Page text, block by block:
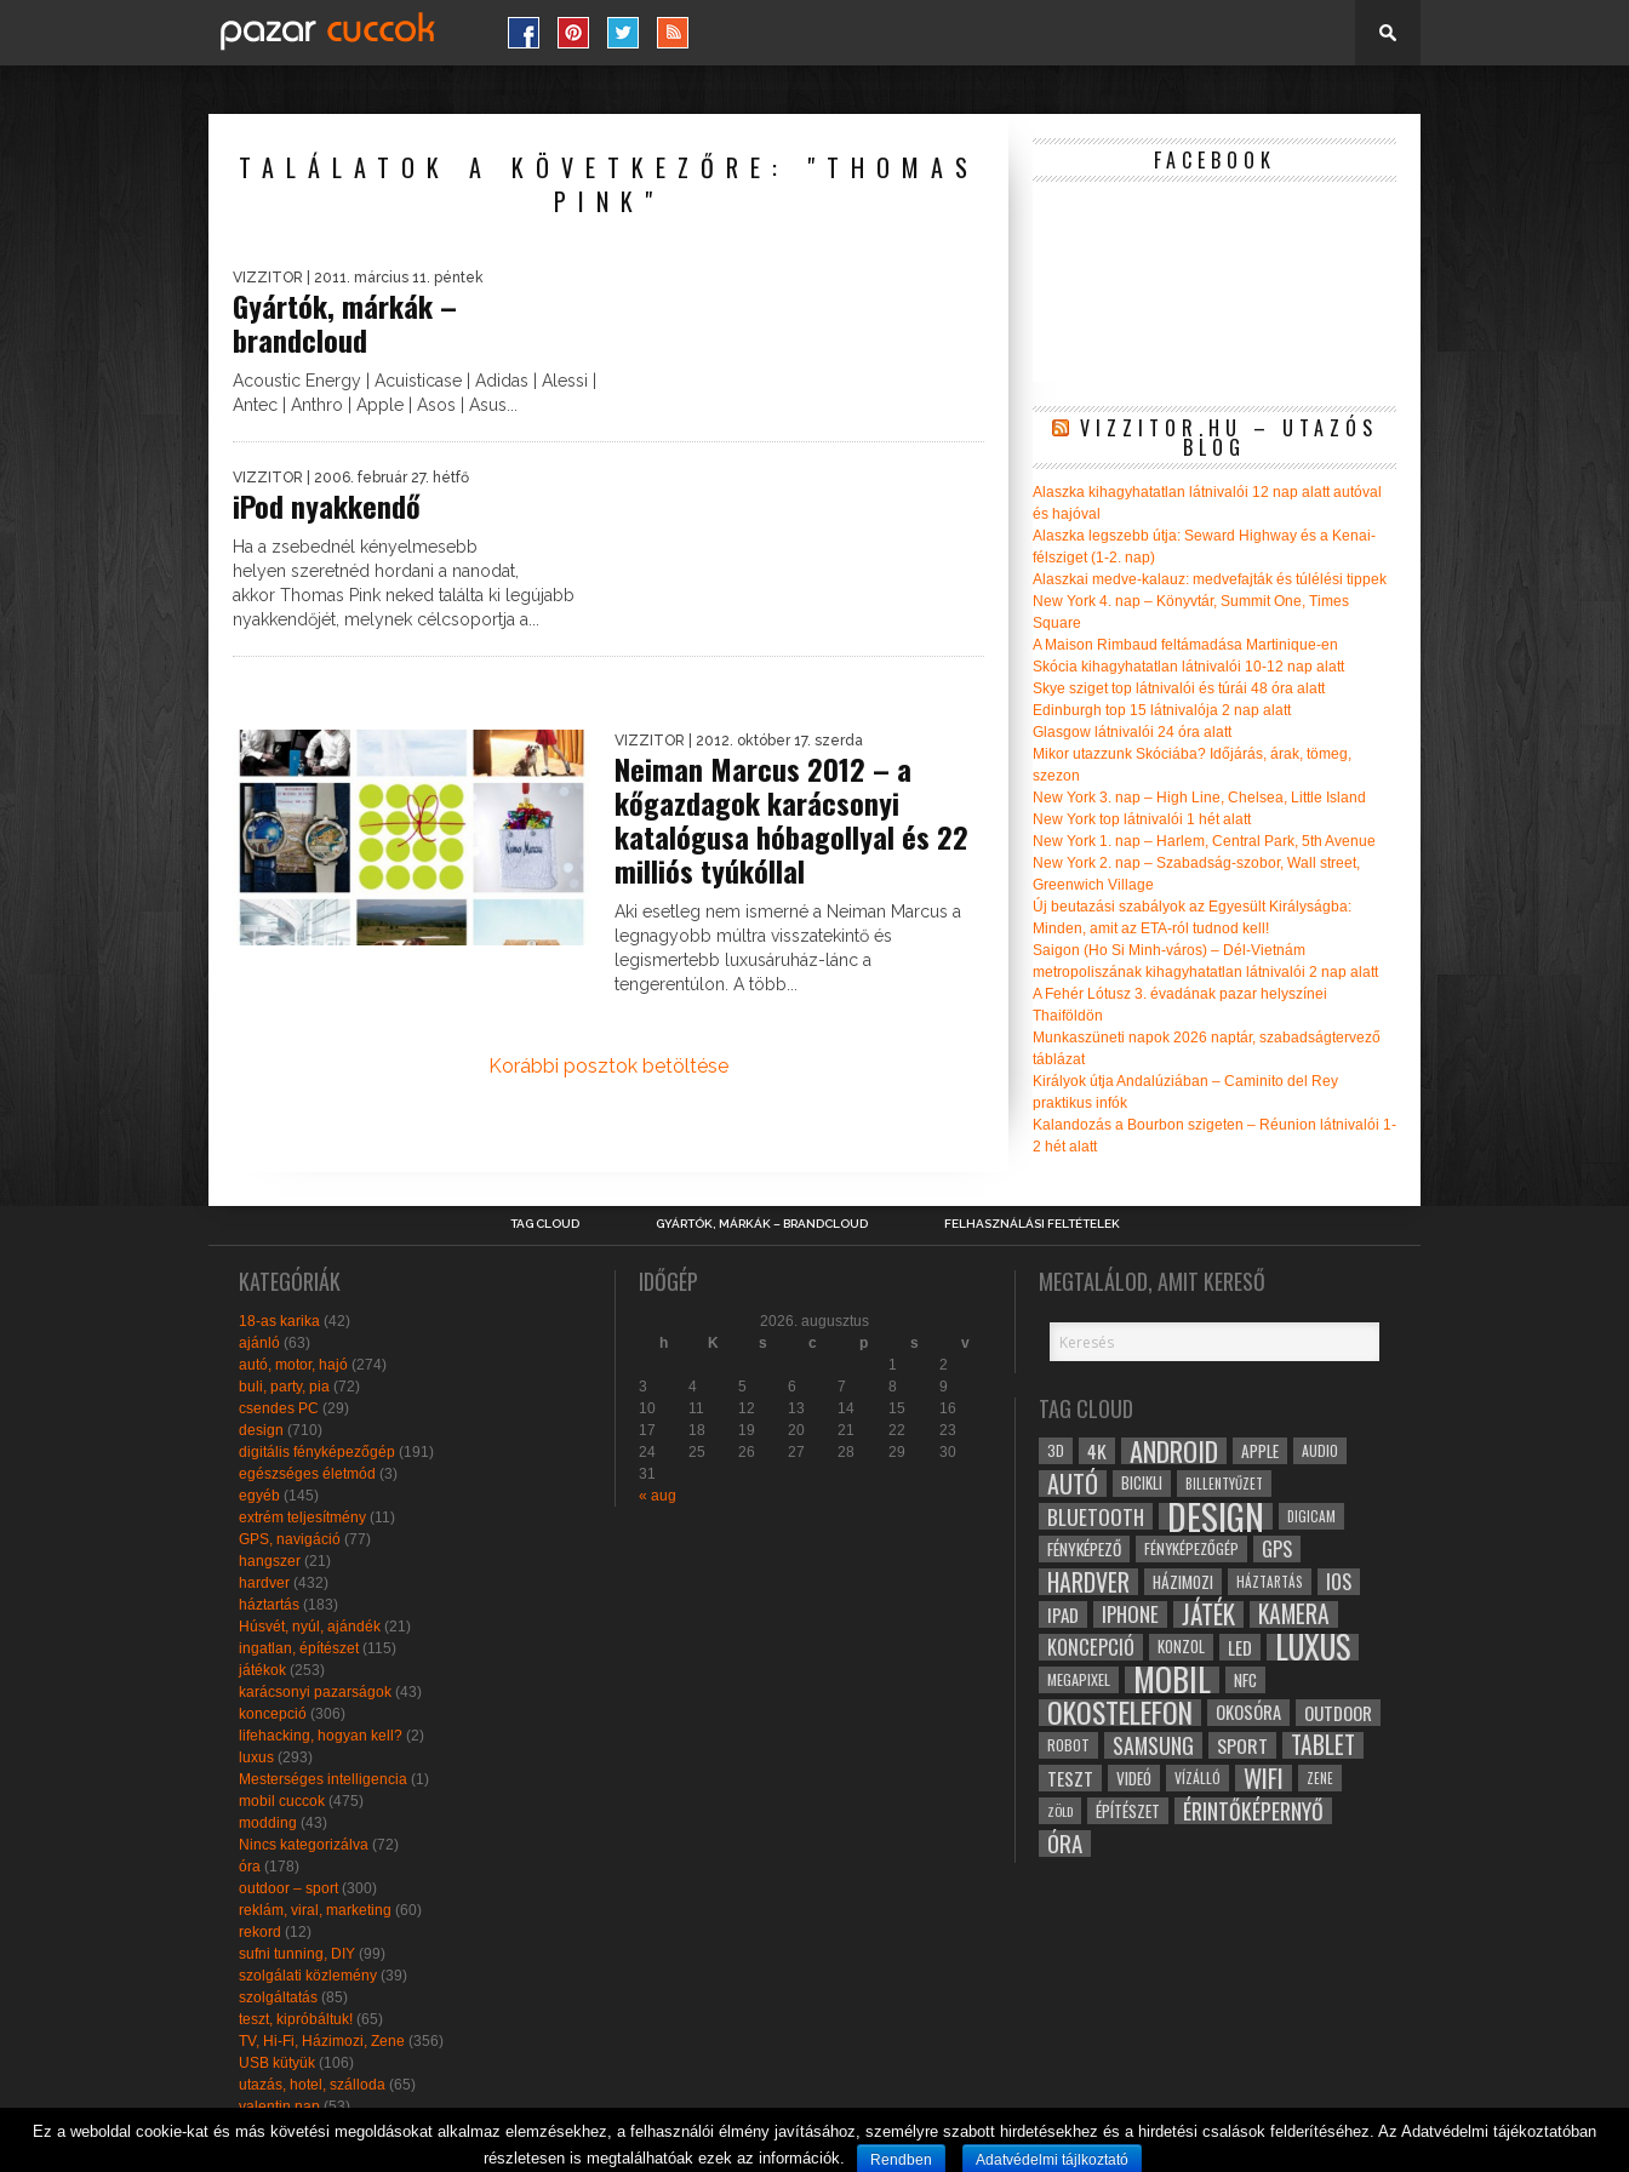
TALÁLATOK A KÖVETKEZŐRE: "THOMAS
PINK"
VIZZITOR | 2011. március 11. péntek
Gyártók, márkák –
brandcloud
Acoustic Energy | Acuisticase | Adidas | Alessi |
Antec | Anthro | Apple | Asos | Asus...
VIZZITOR | 2006. február 27. hétfő
iPod nyakkendő
Ha a zsebednél kényelmesebb
helyen szeretnéd hordani a nanodat,
akkor Thomas Pink neked találta ki legújabb
nyakkendőjét, melynek célcsoportja a...
VIZZITOR | 2012. október 17. szerda
Neiman Marcus 2012 – a
kőgazdagok karácsonyi
katalógusa hóbagollyal és 22
milliós tyúkóllal
Aki esetleg nem ismerné a Neiman Marcus a
legnagyobb múltra visszatekintő és
legismertebb luxusáruház-lánc a
tengerentúlon. A több...
Korábbi posztok betöltése
FACEBOOK
VIZZITOR.HU – UTAZÓS
BLOG
Alaszka kihagyhatatlan látnivalói 12 nap alatt autóval
és hajóval
Alaszka legszebb útja: Seward Highway és a Kenai-
félsziget (1-2. nap)
Alaszkai medve-kalauz: medvefajták és túlélési tippek
New York 4. nap – Könyvtár, Summit One, Times
Square
A Maison Rimbaud feltámadása Martinique-en
Skócia kihagyhatatlan látnivalói 10-12 nap alatt
Skye sziget top látnivalói és túrái 48 óra alatt
Edinburgh top 15 látnivalója 2 nap alatt
Glasgow látnivalói 24 óra alatt
Mikor utazzunk Skóciába? Időjárás, árak, tömeg,
szezon
New York 3. nap – High Line, Chelsea, Little Island
New York top látnivalói 1 hét alatt
New York 1. nap – Harlem, Central Park, 5th Avenue
New York 2. nap – Szabadság-szobor, Wall street,
Greenwich Village
Új beutazási szabályok az Egyesült Királyságba:
Minden, amit az ETA-ról tudnod kell!
Saigon (Ho Si Minh-város) – Dél-Vietnám
metropoliszának kihagyhatatlan látnivalói 2 nap alatt
A Fehér Lótusz 3. évadának pazar helyszínei
Thaiföldön
Munkaszüneti napok 2026 naptár, szabadságtervező
táblázat
Királyok útja Andalúziában – Caminito del Rey
praktikus infók
Kalandozás a Bourbon szigeten – Réunion látnivalói 1-
2 hét alatt
TAG CLOUD GYÁRTÓK, MÁRKÁK – BRANDCLOUD FELHASZNÁLÁSI FELTÉTELEK
KATEGÓRIÁK
18-as karika (42)
ajánló (63)
autó, motor, hajó (274)
buli, party, pia (72)
csendes PC (29)
design (710)
digitális fényképezőgép (191)
egészséges életmód (3)
egyéb (145)
extrém teljesítmény (11)
GPS, navigáció (77)
hangszer (21)
hardver (432)
háztartás (183)
Húsvét, nyúl, ajándék (21)
ingatlan, építészet(115)
játékok (253)
karácsonyi pazarságok (43)
koncepció (306)
lifehacking, hogyan kell? (2)
luxus (293)
Mesterséges intelligencia (1)
mobil cuccok (475)
modding (43)
Nincs kategorizálva (72)
óra (178)
outdoor – sport(300)
reklám, viral, marketing (60)
rekord (12)
sufni tunning, DIY (99)
szolgálati közlemény (39)
szolgáltatás (85)
teszt, kipróbáltuk! (65)
TV, Hi-Fi, Házimozi, Zene (356)
USB kütyük (106)
utazás, hotel, szálloda (65)
valentin nap(53)
zöld, öko, környezetbarát(102)
IDŐGÉP
2026. augusztus
h
K s c p s
v
1
2
3
4 5 6 7 8
9
10
11 12 13 14 15
16
17
18 19 20 21 22
23
24
25 26 27 28 29
30
31
« aug
MEGTALÁLOD, AMIT KERESŐ
TAG CLOUD
3D 4K ANDROID APPLE AUDIO
AUTÓ BICIKLI BILLENTYŰZET
BLUETOOTH DESIGN DIGICAM
FÉNYKÉPEZŐ FÉNYKÉPEZŐGÉP GPS
HARDVER HÁZIMOZI HÁZTARTÁS IOS
IPAD IPHONE JÁTÉK KAMERA
KONCEPCIÓ KONZOL LED LUXUS
MEGAPIXEL MOBIL NFC
OKOSTELEFON OKOSÓRA OUTDOOR
ROBOT SAMSUNG SPORT TABLET
TESZT VIDEÓ VÍZÁLLÓ WIFI
ZENE
ZÖLD
ÉPÍTÉSZET ÉRINTŐKÉPERNYŐ
ÓRA
Ez a weboldal cookie-kat és más követési megoldásokat alkalmaz elemzésekhez, a felhasználói élmény javításához, személyre szabott hirdetésekhez és a hirdetési csalások felderítéséhez. Az Adatvédelmi tájékoztatóban
részletesen is megtalálhatóak ezek az információk.
Rendben Adatvédelmi tájlkoztató